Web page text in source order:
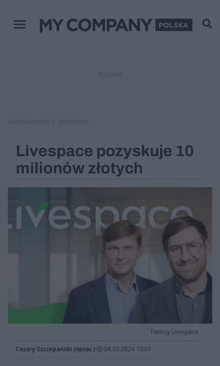
Menu główne
Livespace pozyskuje 10
milionów złotych
Twórcy Livespace
Cezary Szczepański (oprac.) 04.03.2024 10:03